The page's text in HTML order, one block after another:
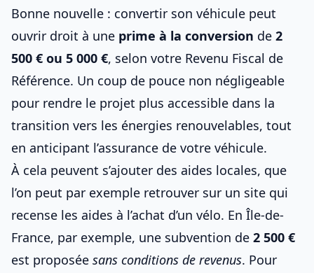
Bonne nouvelle : convertir son véhicule peut
ouvrir droit à une prime à la conversion de 2
500 € ou 5 000 €, selon votre Revenu Fiscal de
Référence. Un coup de pouce non négligeable
pour rendre le projet plus accessible dans la
transition vers les énergies renouvelables, tout
en anticipant l’assurance de votre véhicule.
À cela peuvent s’ajouter des aides locales, que
l’on peut par exemple retrouver sur un site qui
recense les aides à l’achat d’un vélo. En Île-de-
France, par exemple, une subvention de 2 500 €
est proposée sans conditions de revenus. Pour